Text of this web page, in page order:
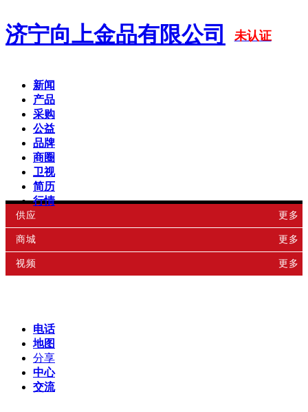
济宁向上金品有限公司 未认证
新闻
产品
采购
公益
品牌
商圈
卫视
简历
行情
供应 更多
商城 更多
视频 更多
电话
地图
分享
中心
交流